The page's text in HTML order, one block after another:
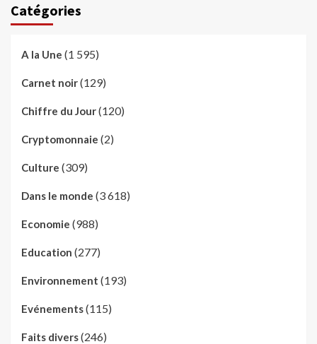
Catégories
A la Une (1 595)
Carnet noir(129)
Chiffre du Jour(120)
Cryptomonnaie (2)
Culture (309)
Dans le monde (3 618)
Economie (988)
Education (277)
Environnement (193)
Evénements(115)
Faits divers(246)